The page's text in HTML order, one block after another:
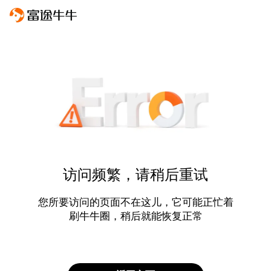
访问频繁，请稍后重试
您所要访问的页面不在这儿，它可能正忙着
刷牛牛圈，稍后就能恢复正常